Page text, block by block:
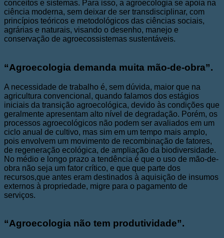
conceitos e sistemas. Para isso, a agroecologia se apoia na
ciência moderna, sem deixar de ser transdisciplinar, com
princípios teóricos e metodológicos das ciências sociais,
agrárias e naturais, visando o desenho, manejo e
conservação de agroecossistemas sustentáveis.
“Agroecologia demanda muita mão-de-obra”.
A necessidade de trabalho é, sem dúvida, maior que na
agricultura convencional, quando falamos dos estágios
iniciais da transição agroecológica, devido às condições que
geralmente apresentam alto nível de degradação. Porém, os
processos agroecológicos não podem ser avaliados em um
ciclo anual de cultivo, mas sim em um tempo mais amplo,
pois envolvem um movimento de recombinação de fatores,
de regeneração ecológica, de ampliação da biodiversidade.
No médio e longo prazo a tendência é que o uso de mão-de-
obra não seja um fator crítico, e que que parte dos
recursos,que antes eram destinados à aquisição de insumos
externos à propriedade, migre para o pagamento de
serviços.
“Agroecologia não tem produtividade”.